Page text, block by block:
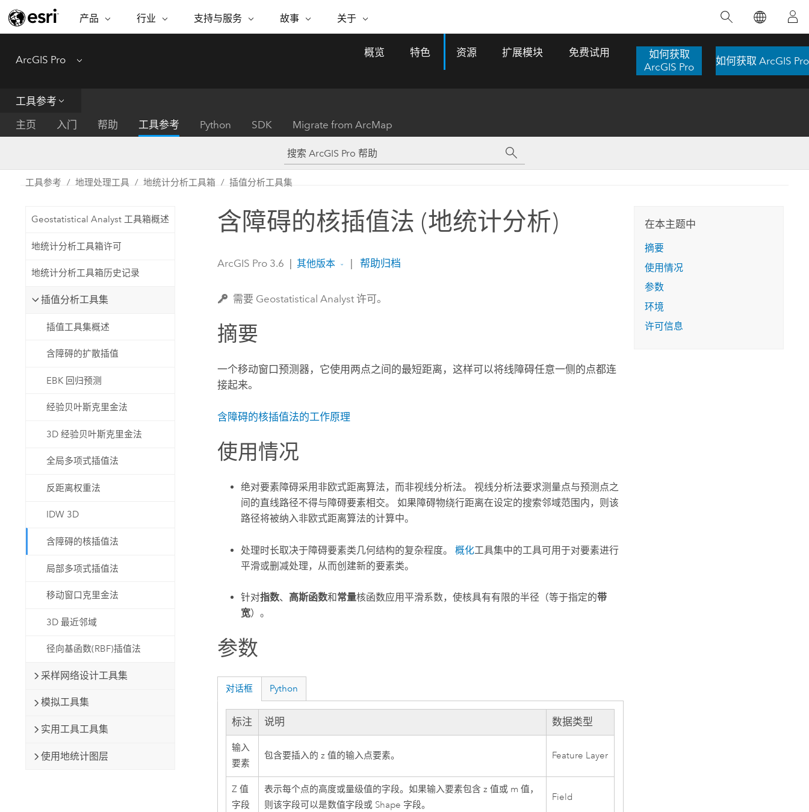
产品
ARCGIS
完整的 SaaS 制图平台
ArcGIS Enterprise
开发者技术
构建制图和空间分析应用程序
功能
将位置引入分析
集成、编辑和共享空间数据
Esri 产品、合作伙伴产品和开发
互式地图，探索产品功能，或者直接开始免
行业
行业
保护
能源公用事业
州和地方政府
电信
交通运输
专题倡议
基础设施管理
使用 GIS 创建现代化、有弹性且可持续发展
者了解基础设施工程与周围环境的关系。
探索基础设施管理
支持与服务
支持与服务 自助服务
文档
My Esri
故事
ESRI 故事
现实世界的全球 GIS 创新
客
商业和技术领导者之声
行业新闻和 ArcGIS 更新
所有故事
动提供了有力支持。
关于
关于 ESRI
合作伙伴
招贤纳士
联系我们
数字孪生体
推荐书籍
ArcGIS Pro Menu
概览 特色 资源 扩展模块 免费试用
如何获取
ArcGIS Pro
如何获取 ArcGIS Pro
工具参考
主页
入门 帮助 工具参考 Python SDK Migrate from ArcMap
工具参考 地理处理工具 地统计分析工具箱 插值分析工具集
Geostatistical Analyst 工具箱概述
地统计分析工具箱许可
地统计分析工具箱历史记录
插值分析工具集
插值工具集概述
含障碍的扩散插值
EBK 回归预测
经验贝叶斯克里金法
3D 经验贝叶斯克里金法
全局多项式插值法
反距离权重法
IDW 3D
含障碍的核插值法
局部多项式插值法
移动窗口克里金法
3D 最近邻域
径向基函数(RBF)插值法
采样网络设计工具集
模拟工具集
实用工具工具集
使用地统计图层
含障碍的核插值法 (地统计分析)
ArcGIS Pro 3.6 其他版本 帮助归档
需要 Geostatistical Analyst 许可。
摘要
一个移动窗口预测器，它使用两点之间的最短距离，这样可以将线障碍任意一侧的点都连
接起来。
含障碍的核插值法的工作原理
使用情况
绝对要素障碍采用非欧式距离算法，而非视线分析法。 视线分析法要求测量点与预测点之
间的直线路径不得与障碍要素相交。 如果障碍物绕行距离在设定的搜索邻域范围内，则该
路径将被纳入非欧式距离算法的计算中。
处理时长取决于障碍要素类几何结构的复杂程度。 概化工具集中的工具可用于对要素进行
平滑或删减处理，从而创建新的要素类。
针对指数、 高斯函数和常量核函数应用平滑系数，使核具有有限的半径（等于指定的带
宽）。
参数
对话框 Python
标注 说明 数据类型
输入
要素
包含要插入的 z 值的输入点要素。 Feature Layer
Z 值
字段
表示每个点的高度或量级值的字段。如果输入要素包含 z 值或 m 值，
则该字段可以是数值字段或 Shape 字段。
Field
在本主题中
摘要
使用情况
参数
环境
许可信息